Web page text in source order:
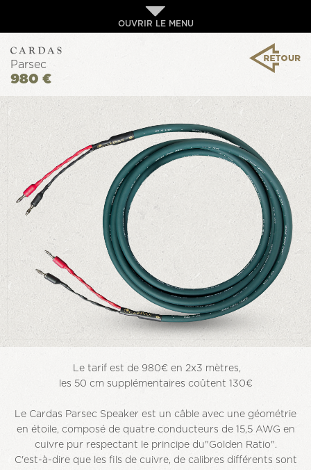
OUVRIR LE MENU
Parsec
980 €
Le tarif est de 980€ en 2x3 mètres,
les 50 cm supplémentaires coûtent 130€
Le Cardas Parsec Speaker est un câble avec une géométrie
en étoile, composé de quatre conducteurs de 15,5 AWG en
cuivre pur respectant le principe du"Golden Ratio".
C'est-à-dire que les fils de cuivre, de calibres différents sont